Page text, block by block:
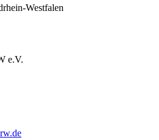
Westfalen
e.V.